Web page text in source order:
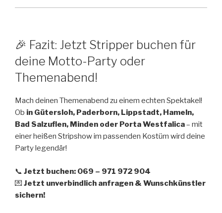
🎉 Fazit: Jetzt Stripper buchen für
deine Motto-Party oder
Themenabend!
Mach deinen Themenabend zu einem echten Spektakel!
Ob in Gütersloh, Paderborn, Lippstadt, Hameln,
Bad Salzuflen, Minden oder Porta Westfalica– mit
einer heißen Stripshow im passenden Kostüm wird deine
Party legendär!
📞 Jetzt buchen: 069 – 971 972 904
💌 Jetzt unverbindlich anfragen & Wunschkünstler
sichern!